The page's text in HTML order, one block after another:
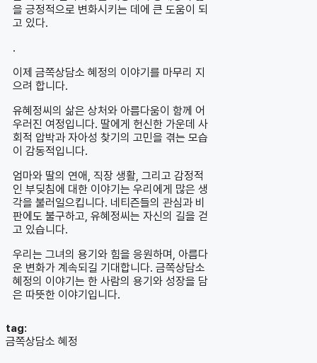
을 긍정적으로 변화시키는 데에 큰 도움이 되
고 있다.
.
이제 금쪽상담소 혜정의 이야기를 마무리 지
으려 합니다.
유혜정씨의 삶은 상처와 아름다움이 함께 어
우러진 여정입니다. 딸에게 헌신한 가운데 사
회적 압박과 자아성 찾기의 고민을 겪는 모습
이 감동적입니다.
엄마와 딸의 연애, 직장 생활, 그리고 감정적
인 부딪침에 대한 이야기는 우리에게 많은 생
각을 불러일으킵니다. 네티즌들의 관심과 비
판에도 불구하고, 유혜정씨는 자신의 길을 걷
고 있습니다.
우리는 그녀의 용기와 힘을 응원하며, 아름다
운 변화가 계속되길 기대합니다. 금쪽상담소
혜정의 이야기는 한 사람의 용기와 성장을 담
은 따뜻한 이야기입니다.
tag:
금쪽상담소 혜정